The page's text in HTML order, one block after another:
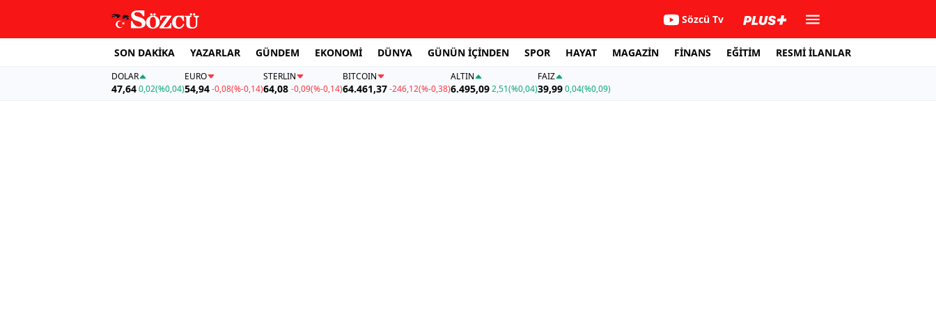
Sözcü Tv
SON DAKİKA YAZARLAR GÜNDEM EKONOMİ DÜNYA GÜNÜN İÇİNDEN SPOR HAYAT MAGAZİN FİNANS EĞİTİM RESMİ İLANLAR
DOLAR
47,640,02(%0,04)
EURO
54,94 -0,08(%-0,14)
STERLIN
64,08 -0,09(%-0,14)
BITCOIN
64.461,37-246,12(%-0,38)
ALTIN
6.495,092,51(%0,04)
FAİZ
39,990,04(%0,09)